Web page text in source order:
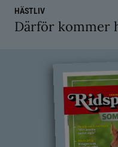
HÄSTLIV
Därför kommer